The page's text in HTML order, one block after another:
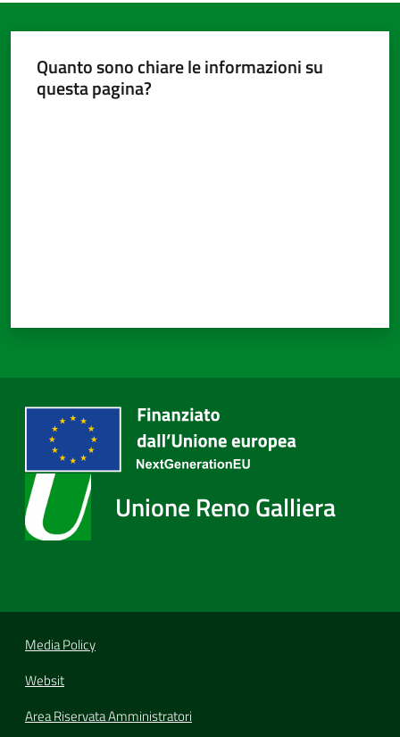
Quanto sono chiare le informazioni su
questa pagina?
Unione Reno Galliera
Media Policy
Websit
Area Riservata Amministratori